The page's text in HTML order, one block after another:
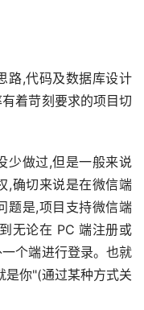
路,代码及数据库设计
着苛刻要求的项目切
少做过,但是一般来说
,确切来说是在微信端
题是,项目支持微信端
无论在 PC 端注册或
个端进行登录。也就
是你"(通过某种方式关